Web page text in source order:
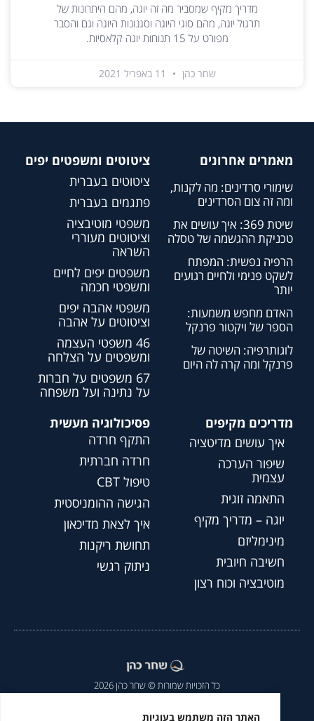
האתר הזה משתמש בעוגיות
מדריך מקיף שמסביר מה זה יוגה, מהם היתרונות של
תרגול יוגה, מהם סוגי היוגה וסגנונות היוגה וגם והסבר
מפורט על 15 תנוחות יוגה קלאסיות.
שחר כהן
מאמרים אחרונים
שימורי סרדינים: מה לקנות,
ומה זה צום הסרדינים
שיטת 369: איך עושים את
טכניקת ההגשמה של טסלה
הרפיה נפשית: המפתח
לשקט פנימי ולחיים רגועים
יותר
האדם מחפש משמעות:
הספר של ויקטור פרנקל
לוגותרפיה: השיטה של
פרנקל ומה קרה לה היום
ציטוטים ומשפטים יפים
ציטוטים בעברית
פתגמים בעברית
משפטי מוטיבציה
וציטוטים מעוררי
השראה
משפטים יפים לחיים
ומשפטי חכמה
משפטי אהבה יפים
וציטוטים על אהבה
46 משפטי העצמה
ומשפטים על הצלחה
67 משפטים על חברות
על נתינה ועל משפחה
מדריכים מקיפים
איך עושים מדיטציה
שיפור הערכה
עצמית
התאמה זוגית
יוגה – מדריך מקיף
מינימליזם
חשיבה חיובית
מוטיבציה וכוח רצון
פסיכולוגיה מעשית
התקף חרדה
חרדה חברתית
טיפול CBT
הגישה ההומניסטית
איך לצאת מדיכאון
תחושת ריקנות
ניתוק רגשי
כל הזכויות שמורות © שחר כהן 2026
הצהרת נגישות|מדיניות פרטיות